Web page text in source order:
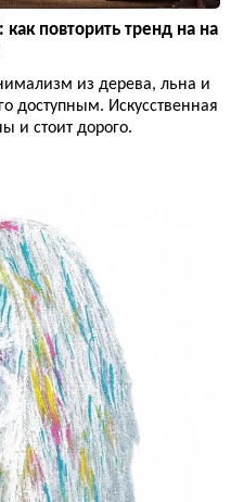
повторить тренд на на
из дерева, льна и
доступным. Искусственная
и стоит дорого.